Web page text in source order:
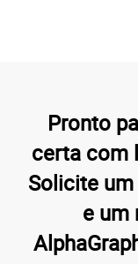
Pronto
certa com
Solicite
e um